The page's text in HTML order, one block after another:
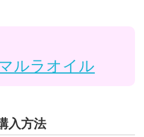
ルラオイル
入方法